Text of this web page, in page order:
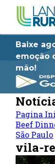
Baixe
emoção
mão!
Pagina
Beef
São Paulo
vila-